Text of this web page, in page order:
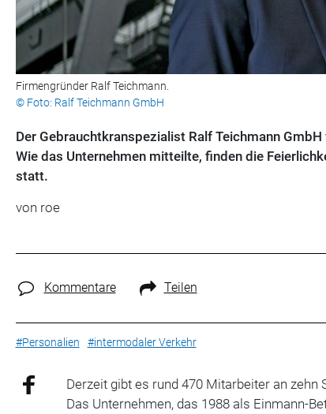
Firmengründer Ralf Teichmann.
© Foto: Ralf Teichmann GmbH
Der Gebrauchtkranspezialist Ralf Teichmann
Wie das Unternehmen mitteilte, finden die
statt.
von roe
Kommentare Teilen
#Personalien #intermodaler Verkehr
Derzeit gibt es rund 470 Mitarbeiter an zehn
Das Unternehmen, das 1988 als Einmann-